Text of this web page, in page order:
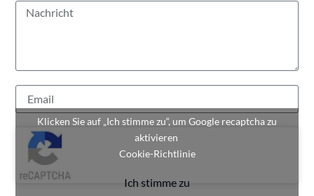
Klicken Sie auf „Ich stimme zu“, um Google recaptcha zu
aktivieren
Cookie-Richtlinie
Ich stimme zu